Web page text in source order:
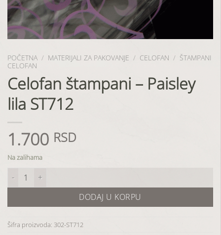
POČETNA / MATERIJALI ZA PAKOVANJE / CELOFAN / ŠTAMPANI
CELOFAN
Celofan štampani – Paisley
lila ST712
1.700 RSD
Na zalihama
Celofan štampani - Paisley lila ST712 količina
DODAJ U KORPU
Šifra proizvoda: 302-ST712